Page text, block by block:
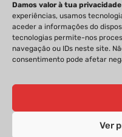
Damos valor à tua
experiências, usamos
aceder a informações do
tecnologias permite-nos
navegação ou IDs neste site.
consentimento pode afetar
Ver
PRIVACIDADE FICHA